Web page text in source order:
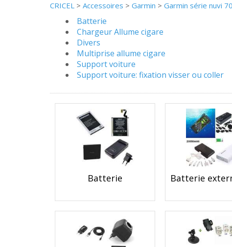
CRICEL > Accessoires > Garmin > Garmin série nuvi
Batterie
Chargeur Allume cigare
Divers
Multiprise allume cigare
Support voiture
Support voiture: fixation visser ou coller
Batterie Batterie